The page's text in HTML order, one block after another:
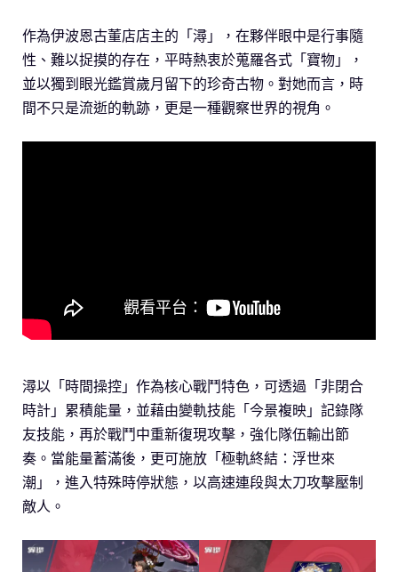
作為伊波恩古董店店主的「潯」，在夥伴眼中是行事隨
性、難以捉摸的存在，平時熱衷於蒐羅各式「寶物」，
並以獨到眼光鑑賞歲月留下的珍奇古物。對她而言，時
間不只是流逝的軌跡，更是一種觀察世界的視角。
潯以「時間操控」作為核心戰鬥特色，可透過「非閉合
時計」累積能量，並藉由變軌技能「今景複映」記錄隊
友技能，再於戰鬥中重新復現攻擊，強化隊伍輸出節
奏。當能量蓄滿後，更可施放「極軌終結：浮世來
潮」，進入特殊時停狀態，以高速連段與太刀攻擊壓制
敵人。